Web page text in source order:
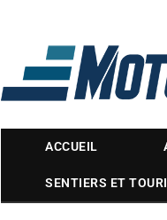
Magazine
ACCUEIL
SENTIERS ET